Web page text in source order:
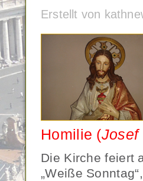
Erstellt von
Homilie (Josef
Die Kirche feiert
„Weiße